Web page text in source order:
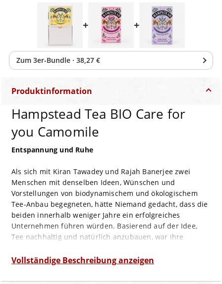
+ +
Zum 3er-Bundle · 38,27 €
Produktinformation
Hampstead Tea BIO Care for
you Camomile
Entspannung und Ruhe
Als sich mit Kiran Tawadey und Rajah Banerjee zwei
Menschen mit denselben Ideen, Wünschen und
Vorstellungen von biodynamischem und ökologischem
Tee-Anbau begegneten, hätte Niemand gedacht, dass die
beiden innerhalb weniger Jahre ein erfolgreiches
Unternehmen führen würden. Basierend auf der Idee,
Tee nachhaltig und natürlich anzubauen, war ihre
organisch-biologisch zertifiziert. Zwei weitere Jahre
biodynamische Tee-Plantage das „Demeter“ Siegel. Diese
Vollständige Beschreibung anzeigen